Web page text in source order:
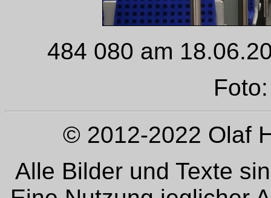
484 080 am
© 2012-2022 Olaf
Alle Bilder und Texte